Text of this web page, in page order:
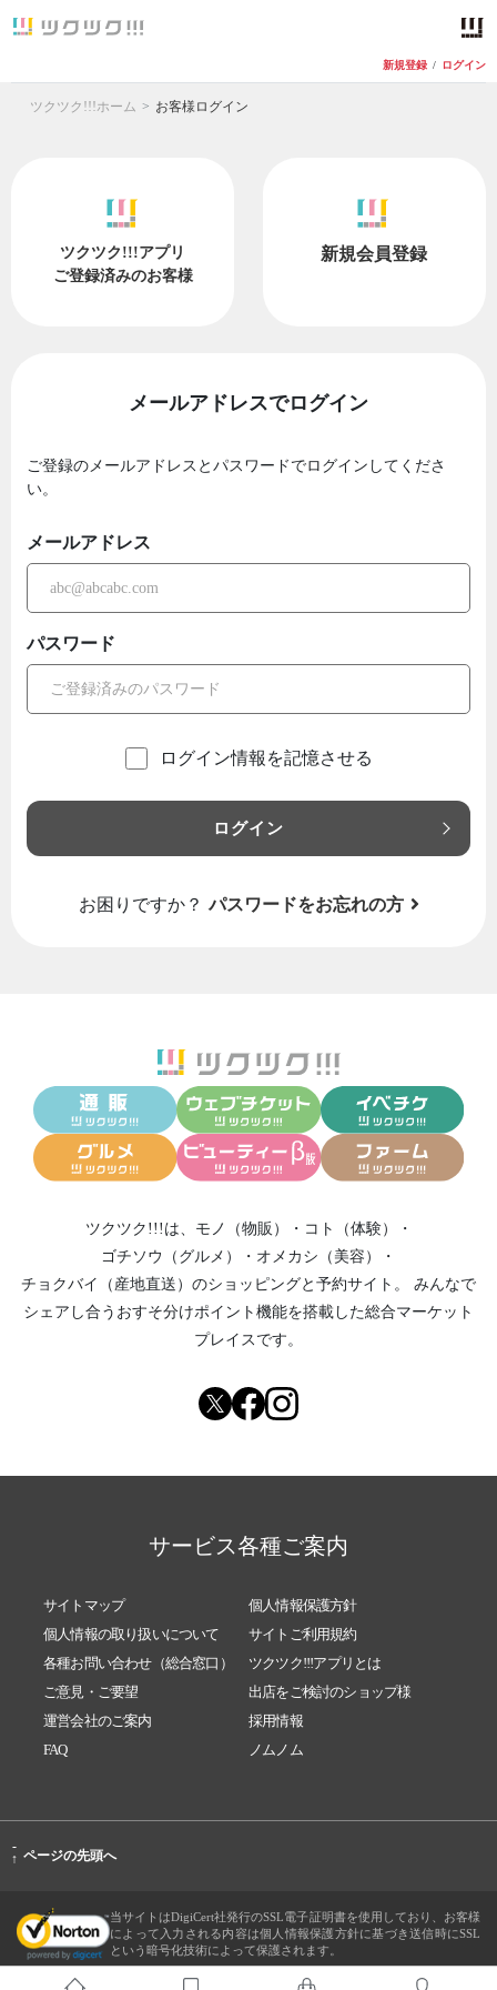
新規登録 / ログイン
ツクツク!!!ホーム お客様ログイン
ツクツク!!!アプリ
ご登録済みのお客様
新規会員登録
メールアドレスでログイン
ご登録のメールアドレスとパスワードでログインしてくださ
い。
メールアドレス
パスワード
ログイン情報を記憶させる
ログイン
お困りですか？ パスワードをお忘れの方
ツクツク!!!は、 モノ（物販） ・ コト（体験）
・
ゴチソウ（グルメ）
・ オメカシ（美容）
・
チョクバイ（産地直送） のショッピングと予約サイト。
みんなで
シェアし合う おすそ分けポイント機能を搭載した総合マーケット
プレイスです。
サービス各種ご案内
サイトマップ
個人情報保護方針
個人情報の取り扱いについて
サイトご利用規約
各種お問い合わせ（総合窓口）
ツクツク!!!アプリとは
ご意見・ご要望
出店をご検討のショップ様
運営会社のご案内
採用情報
FAQ
ノムノム
-
↑ ページの先頭へ
当サイトはDigiCert社発行のSSL電子証明書を使用しており、お客様
によって入力される内容は個人情報保護方針に基づき送信時にSSL
という暗号化技術によって保護されます。